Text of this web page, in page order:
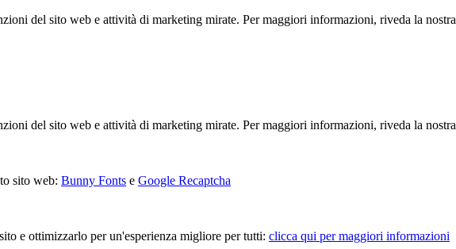
del sito web e attività di marketing mirate. Per maggiori informazioni, riveda la nostra
del sito web e attività di marketing mirate. Per maggiori informazioni, riveda la nostra
sito web: Bunny Fonts e Google Recaptcha
e ottimizzarlo per un'esperienza migliore per tutti: clicca qui per maggiori informazioni